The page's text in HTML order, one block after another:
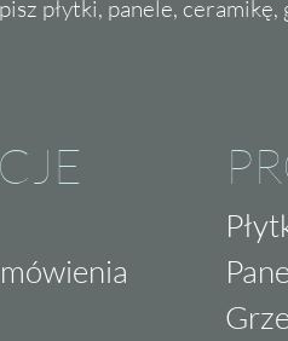
płytki, panele,